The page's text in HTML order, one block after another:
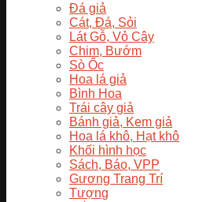
Đá giả
Cát, Đá, Sỏi
Lát Gỗ, Vỏ Cây
Chim, Bướm
Sò Ốc
Hoa lá giả
Bình Hoa
Trái cây giả
Bánh giả, Kem giả
Hoa lá khô, Hạt khô
Khối hình học
Sách, Báo, VPP
Gương Trang Trí
Tượng